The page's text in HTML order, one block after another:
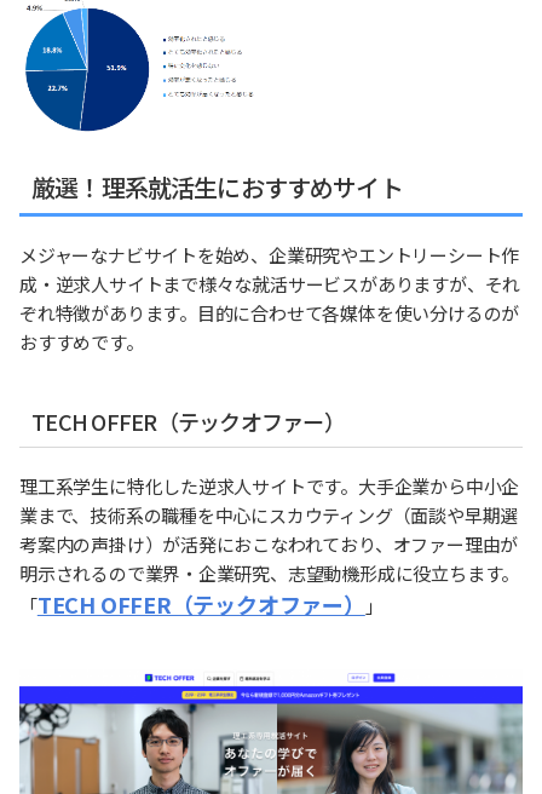
厳選！理系就活生におすすめサイト
メジャーなナビサイトを始め、企業研究やエントリーシート作
成・逆求人サイトまで様々な就活サービスがありますが、それ
ぞれ特徴があります。目的に合わせて各媒体を使い分けるのが
おすすめです。
TECH OFFER（テックオファー）
理工系学生に特化した逆求人サイトです。大手企業から中小企
業まで、技術系の職種を中心にスカウティング（面談や早期選
考案内の声掛け）が活発におこなわれており、オファー理由が
明示されるので業界・企業研究、志望動機形成に役立ちます。
「TECH OFFER（テックオファー） 」